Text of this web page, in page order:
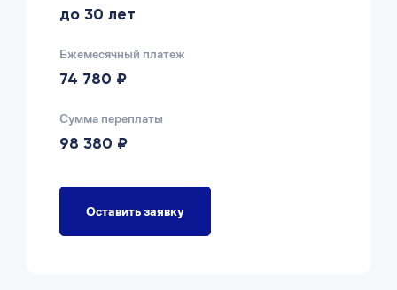
до 30 лет
Ежемесячный платеж
74 780 ₽
Сумма переплаты
98 380 ₽
Оставить заявку